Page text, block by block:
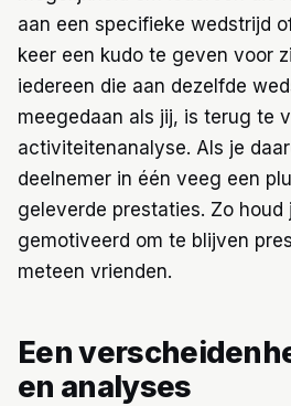
aan een specifieke wedstrijd
keer een kudo te geven voor
iedereen die aan dezelfde
meegedaan als jij, is terug te
activiteitenanalyse. Als je
deelnemer in één veeg een
geleverde prestaties. Zo houd
gemotiveerd om te blijven
meteen vrienden.
Een
en analyses